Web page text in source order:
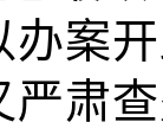
办案
严肃